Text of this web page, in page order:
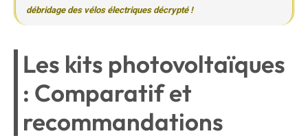
débridage des vélos électriques décrypté !
Les kits photovoltaïques
: Comparatif et
recommandations